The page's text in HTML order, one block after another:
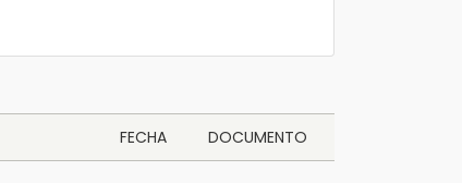
FECHA DOCUMENTO